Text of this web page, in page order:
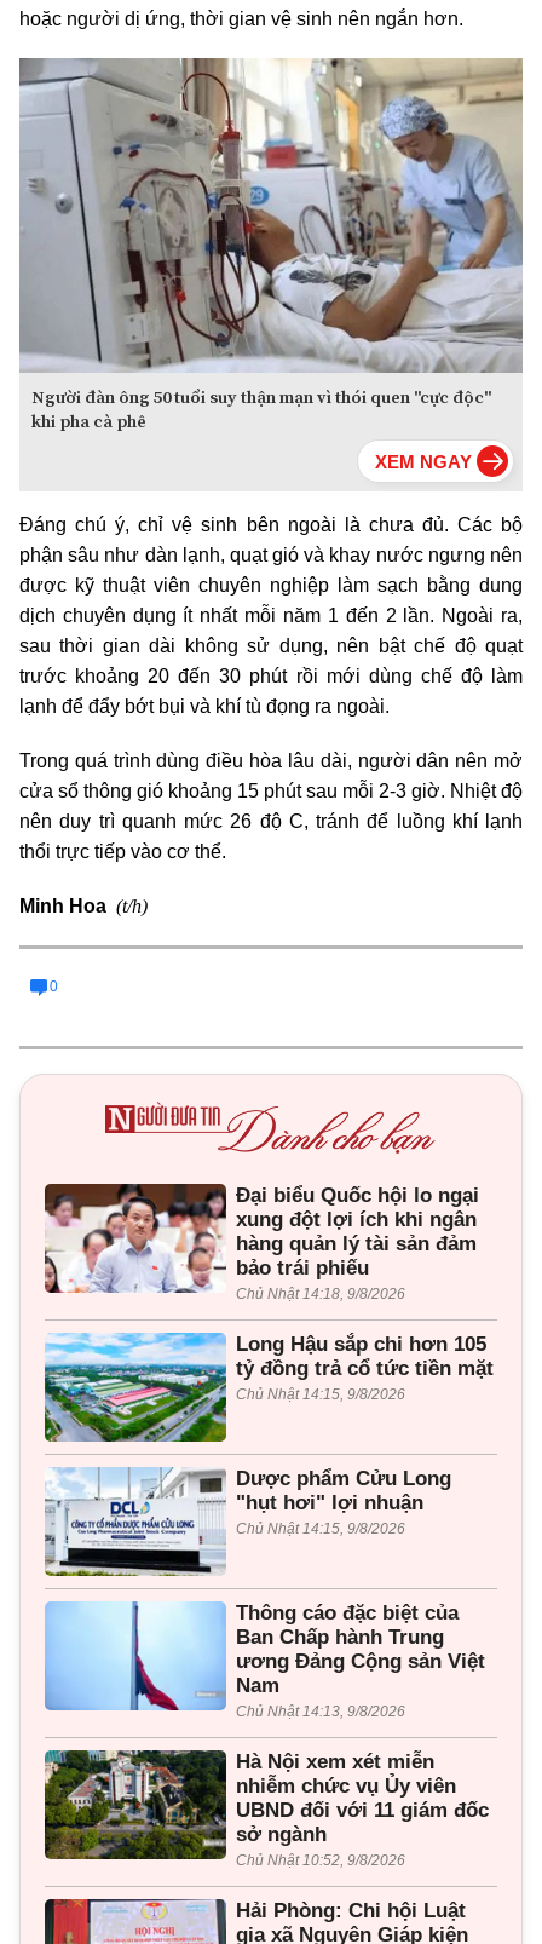
hoặc người dị ứng, thời gian vệ sinh nên ngắn hơn.
Người đàn ông 50 tuổi suy thận mạn vì thói quen "cực độc"
khi pha cà phê
Đáng chú ý, chỉ vệ sinh bên ngoài là chưa đủ. Các bộ
phận sâu như dàn lạnh, quạt gió và khay nước ngưng nên
được kỹ thuật viên chuyên nghiệp làm sạch bằng dung
dịch chuyên dụng ít nhất mỗi năm 1 đến 2 lần. Ngoài ra,
sau thời gian dài không sử dụng, nên bật chế độ quạt
trước khoảng 20 đến 30 phút rồi mới dùng chế độ làm
lạnh để đẩy bớt bụi và khí tù đọng ra ngoài.
Trong quá trình dùng điều hòa lâu dài, người dân nên mở
cửa sổ thông gió khoảng 15 phút sau mỗi 2-3 giờ. Nhiệt độ
nên duy trì quanh mức 26 độ C, tránh để luồng khí lạnh
thổi trực tiếp vào cơ thể.
Minh Hoa (t/h)
0
Đại biểu Quốc hội lo ngại
xung đột lợi ích khi ngân
hàng quản lý tài sản đảm
bảo trái phiếu
Chủ Nhật 14:18, 9/8/2026
Long Hậu sắp chi hơn 105
tỷ đồng trả cổ tức tiền mặt
Chủ Nhật 14:15, 9/8/2026
Dược phẩm Cửu Long
"hụt hơi" lợi nhuận
Chủ Nhật 14:15, 9/8/2026
Thông cáo đặc biệt của
Ban Chấp hành Trung
ương Đảng Cộng sản Việt
Nam
Chủ Nhật 14:13, 9/8/2026
Hà Nội xem xét miễn
nhiễm chức vụ Ủy viên
UBND đối với 11 giám đốc
sở ngành
Chủ Nhật 10:52, 9/8/2026
Hải Phòng: Chi hội Luật
gia xã Nguyên Giáp kiện